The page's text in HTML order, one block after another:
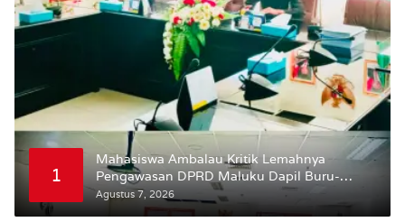
1
Mahasiswa Ambalau Kritik Lemahnya
Pengawasan DPRD Maluku Dapil Buru-
Bursel Terhadap Proses Perubahan Status
Jalan
Agustus 7, 2026